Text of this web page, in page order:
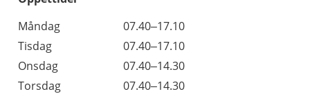
Dag
Öppettider
Kommentarer
Måndag
07.40–17.10
Tisdag
07.40–17.10
Onsdag
07.40–14.30
Torsdag
07.40–14.30